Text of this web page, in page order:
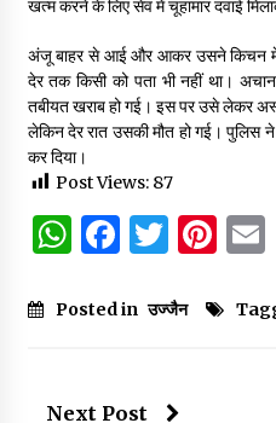
खत्म करने के लिए सेव में चूहामार दवाई
अंजू बाहर से आई और आकर उसने किचन में
देर तक किसी को पता भी नहीं था।
तबीयत खराब हो गई। इस पर उसे लेकर
लेकिन देर रात उसकी मौत हो गई। पुलिस
कर दिया।
Post Views: 87
WhatsApp
Facebook
Posted in उज्जैन
Next Post